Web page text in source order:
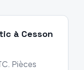
à Cesson
Pièces